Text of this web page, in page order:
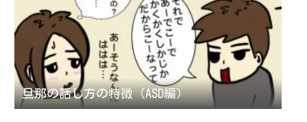
旦那の話し方の特徴（ASD編）